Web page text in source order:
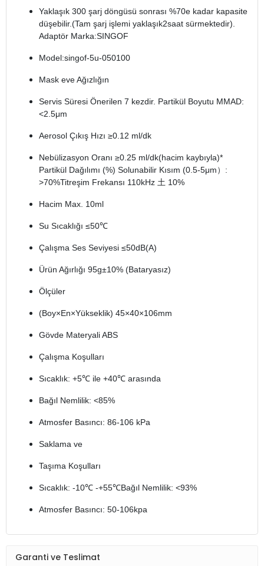
Yaklaşık 300 şarj döngüsü sonrası %70e kadar kapasite
düşebilir.(Tam şarj işlemi yaklaşık2saat sürmektedir).
Adaptör Marka:SINGOF
Model:singof-5u-050100
Mask eve Ağızlığın
Servis Süresi Önerilen 7 kezdir. Partikül Boyutu MMAD:
<2.5μm
Aerosol Çıkış Hızı ≥0.12 ml/dk
Nebülizasyon Oranı ≥0.25 ml/dk(hacim kaybıyla)*
Partikül Dağılımı (%) Solunabilir Kısım (0.5-5μm）:
>70%Titreşim Frekansı 110kHz 土 10%
Hacim Max. 10ml
Su Sıcaklığı ≤50℃
Çalışma Ses Seviyesi ≤50dB(A)
Ürün Ağırlığı 95g±10% (Bataryasız)
Ölçüler
(Boy×En×Yükseklik) 45×40×106mm
Gövde Materyali ABS
Çalışma Koşulları
Sıcaklık: +5℃ ile +40℃ arasında
Bağıl Nemlilik: <85%
Atmosfer Basıncı: 86-106 kPa
Saklama ve
Taşıma Koşulları
Sıcaklık: -10℃ -+55℃Bağıl Nemlilik: <93%
Atmosfer Basıncı: 50-106kpa
Garanti ve Teslimat